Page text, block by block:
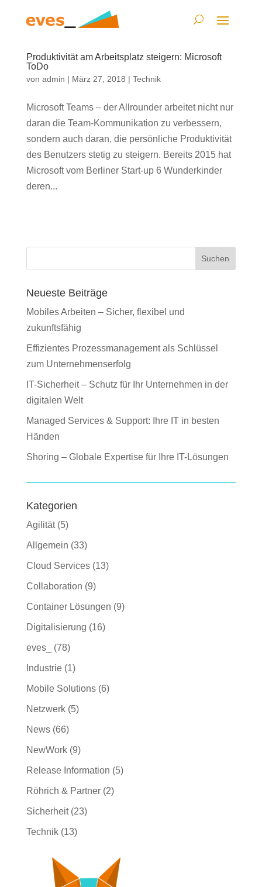
Produktivität am Arbeitsplatz steigern: Microsoft
ToDo
von admin | März 27, 2018 | Technik
Microsoft Teams – der Allrounder arbeitet nicht nur
daran die Team-Kommunikation zu verbessern,
sondern auch daran, die persönliche Produktivität
des Benutzers stetig zu steigern. Bereits 2015 hat
Microsoft vom Berliner Start-up 6 Wunderkinder
deren...
Suchen
Neueste Beiträge
Mobiles Arbeiten – Sicher, flexibel und
zukunftsfähig
Effizientes Prozessmanagement als Schlüssel
zum Unternehmenserfolg
IT-Sicherheit – Schutz für Ihr Unternehmen in der
digitalen Welt
Managed Services & Support: Ihre IT in besten
Händen
Shoring – Globale Expertise für Ihre IT-Lösungen
Kategorien
Agilität(5)
Allgemein (33)
Cloud Services(13)
Collaboration (9)
Container Lösungen (9)
Digitalisierung (16)
eves_ (78)
Industrie(1)
Mobile Solutions(6)
Netzwerk(5)
News(66)
NewWork(9)
Release Information (5)
Röhrich & Partner(2)
Sicherheit(23)
Technik(13)